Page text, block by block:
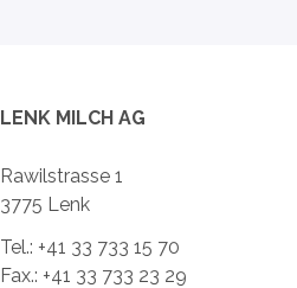
LENK MILCH AG
Rawilstrasse 1
3775 Lenk
Tel.: +41 33 733 15 70
Fax.: +41 33 733 23 29